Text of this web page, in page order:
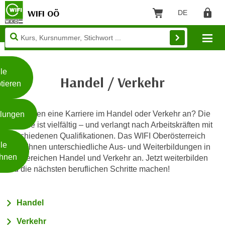
WIFI OÖ WarenkorbSprache:
DE
Handel / Verkehr
Sie streben eine Karriere im Handel oder Verkehr an? Die
Branche ist vielfältig – und verlangt nach Arbeitskräften mit
verschiedenen Qualifikationen. Das WIFI Oberösterreich
bietet Ihnen unterschiedliche Aus- und Weiterbildungen in
den Bereichen Handel und Verkehr an. Jetzt weiterbilden
und die nächsten beruflichen Schritte machen!
Handel
Verkehr
Unsere
Webseite
nutzt
Cookies
i
Weiterlesen